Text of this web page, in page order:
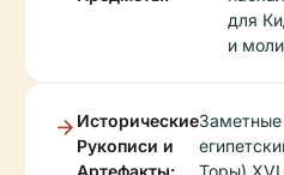
для
и
Исторические
Рукописи и
Артефакты:
Торы) XVI